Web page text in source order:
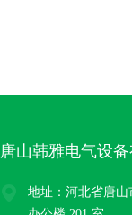
唐山韩雅电气设备
地址：河北省唐